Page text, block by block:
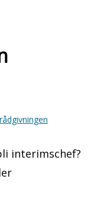
interimschef?